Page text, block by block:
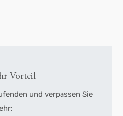
Vorteil
und verpassen Sie